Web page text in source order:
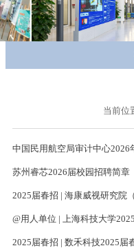
当前位
苏州睿芯2026届校园招聘简章
2025届春招 | 海康威视研究院
2025届春招 | 数禾科技2025届